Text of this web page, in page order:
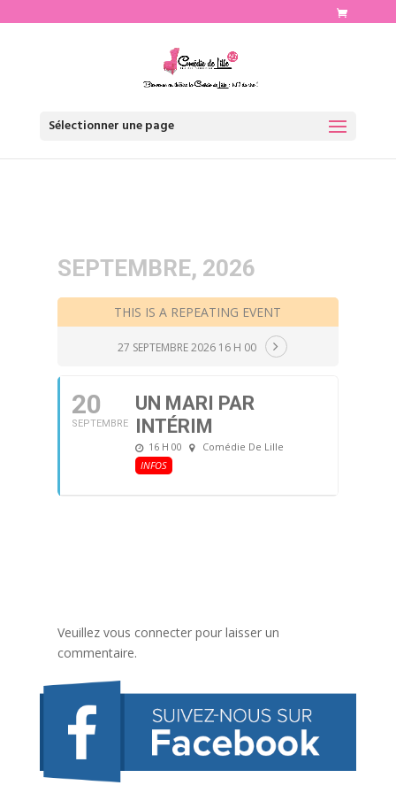
Sélectionner une page
SEPTEMBRE, 2026
THIS IS A REPEATING EVENT
27 SEPTEMBRE 2026 16 H 00
20
SEPTEMBRE
UN MARI PAR
INTÉRIM
16 H 00
Comédie De Lille
INFOS
Veuillez vous connecter pour laisser un
commentaire.